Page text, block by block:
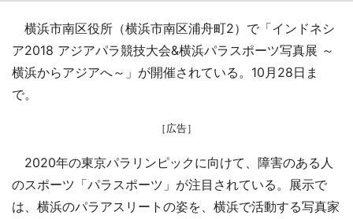
横浜市南区役所（横浜市南区浦舟町2）で「インドネシ
ア2018 アジアパラ競技大会&横浜パラスポーツ写真展 ～
横浜からアジアへ～」が開催されている。10月28日ま
で。
［広告］
2020年の東京パラリンピックに向けて、障害のある人
のスポーツ「パラスポーツ」が注目されている。展示で
は、横浜のパラアスリートの姿を、横浜で活動する写真家